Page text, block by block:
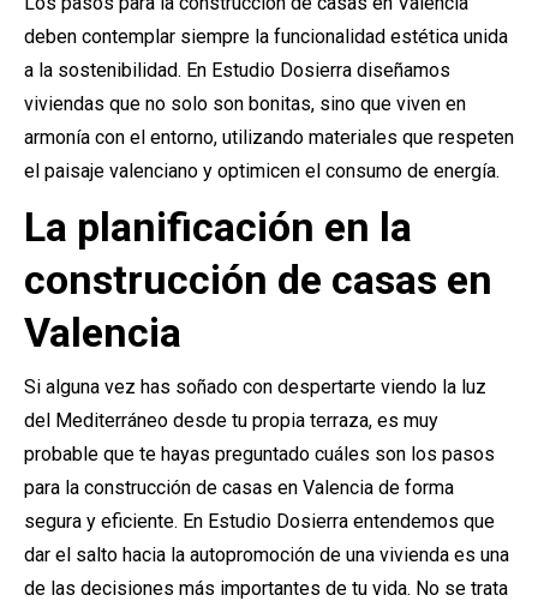
deben contemplar siempre la funcionalidad estética unida
a la sostenibilidad. En Estudio Dosierra diseñamos
viviendas que no solo son bonitas, sino que viven en
armonía con el entorno, utilizando materiales que respeten
el paisaje valenciano y optimicen el consumo de energía.
La planificación en la
construcción de casas en
Valencia
Si alguna vez has soñado con despertarte viendo la luz
del Mediterráneo desde tu propia terraza, es muy
probable que te hayas preguntado cuáles son los pasos
para la construcción de casas en Valencia de forma
segura y eficiente. En Estudio Dosierra entendemos que
dar el salto hacia la autopromoción de una vivienda es una
de las decisiones más importantes de tu vida. No se trata